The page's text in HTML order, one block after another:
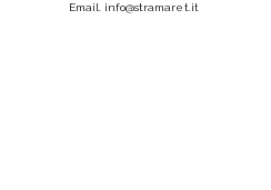
Email. info@stramaret.it